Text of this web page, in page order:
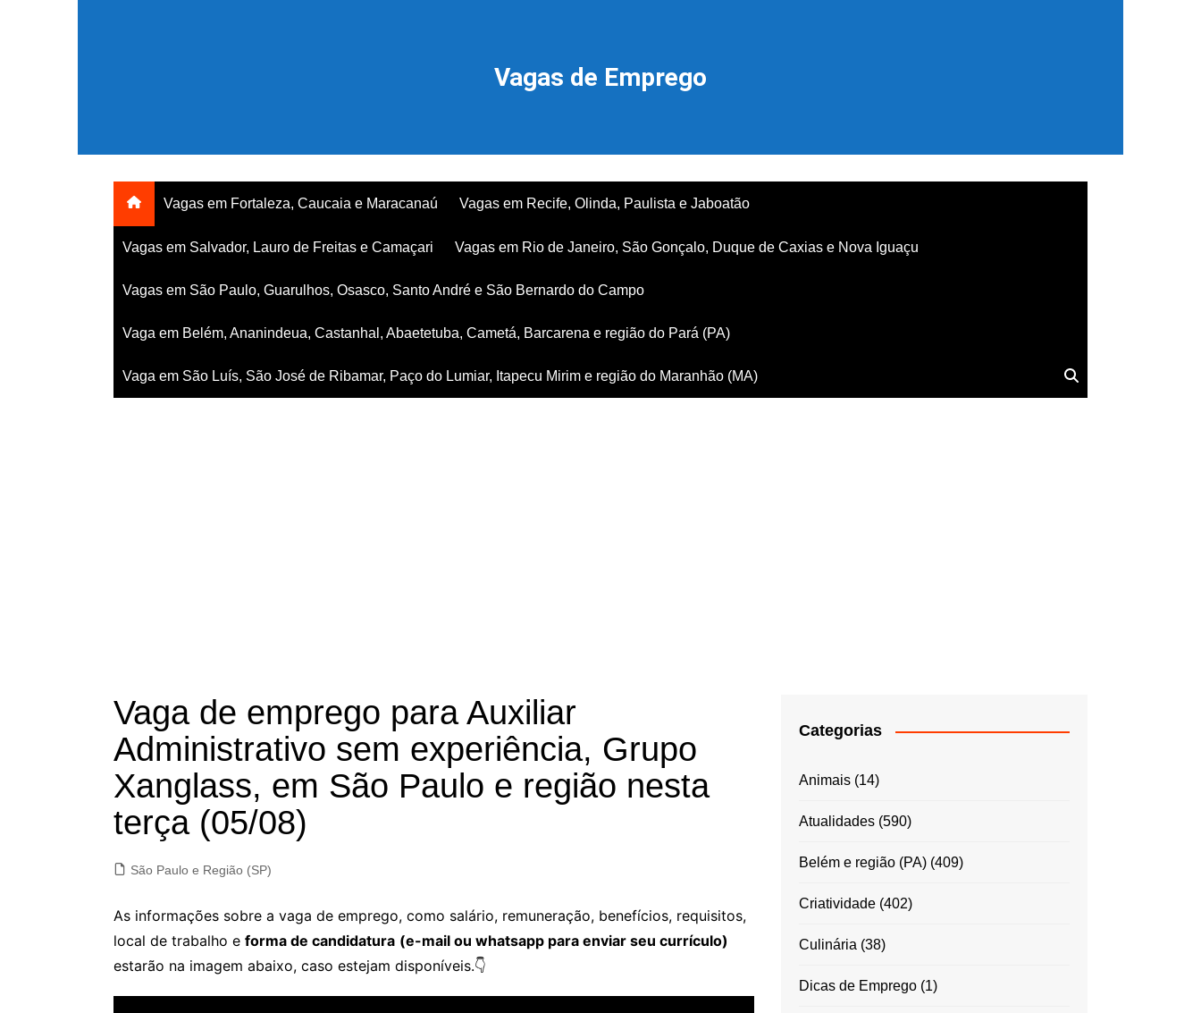
Vagas de Emprego
Vagas em Fortaleza, Caucaia e Maracanaú Vagas em Recife, Olinda, Paulista e Jaboatão
Vagas em Salvador, Lauro de Freitas e Camaçari Vagas em Rio de Janeiro, São Gonçalo, Duque de Caxias e Nova Iguaçu
Vagas em São Paulo, Guarulhos, Osasco, Santo André e São Bernardo do Campo
Vaga em Belém, Ananindeua, Castanhal, Abaetetuba, Cametá, Barcarena e região do Pará (PA)
Vaga em São Luís, São José de Ribamar, Paço do Lumiar, Itapecu Mirim e região do Maranhão (MA)
Vaga de emprego para Auxiliar
Administrativo sem experiência, Grupo
Xanglass, em São Paulo e região nesta
terça (05/08)
São Paulo e Região (SP)
As informações sobre a vaga de emprego, como salário, remuneração, benefícios, requisitos,
local de trabalho e forma de candidatura (e-mail ou whatsapp para enviar seu currículo)
estarão na imagem abaixo, caso estejam disponíveis.👇
Categorias
Animais(14)
Atualidades(590)
Belém e região (PA)(409)
Criatividade(402)
Culinária (38)
Dicas de Emprego(1)